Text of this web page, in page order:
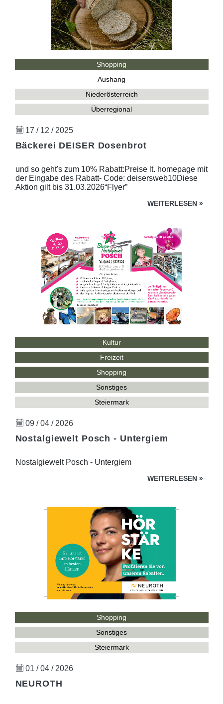
Shopping
Aushang
Niederösterreich
Überregional
17 / 12 / 2025
Bäckerei DEISER Dosenbrot
und so geht's zum 10% Rabatt:Preise lt. homepage mit
der Eingabe des Rabatt- Code: deisersweb10Diese
Aktion gilt bis 31.03.2026“Flyer”
WEITERLESEN »
Kultur
Freizeit
Shopping
Sonstiges
Steiermark
09 / 04 / 2026
Nostalgiewelt Posch - Untergiem
Nostalgiewelt Posch - Untergiem
WEITERLESEN »
Shopping
Sonstiges
Steiermark
01 / 04 / 2026
NEUROTH